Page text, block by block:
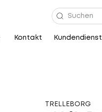
Kontakt Kundendienst
TRELLEBORG